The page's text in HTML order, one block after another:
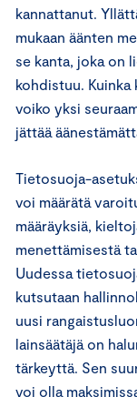
kannattanut.
mukaan äänten
se kanta, joka on
kohdistuu. Kuinka
voiko yksi
jättää
Tietosuoja-
voi määrätä
määräyksiä,
menettämisestä
Uudessa
kutsutaan
uusi
lainsäätäjä on
tärkeyttä. Sen
voi olla